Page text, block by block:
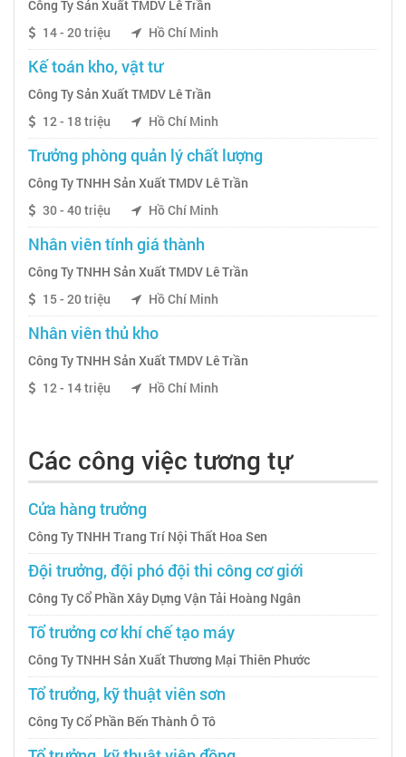
Công Ty Sản Xuất TMDV Lê Trần
14 - 20 triệu
Hồ Chí Minh
Kế toán kho, vật tư
Công Ty Sản Xuất TMDV Lê Trần
12 - 18 triệu
Hồ Chí Minh
Trưởng phòng quản lý chất lượng
Công Ty TNHH Sản Xuất TMDV Lê Trần
30 - 40 triệu
Hồ Chí Minh
Nhân viên tính giá thành
Công Ty TNHH Sản Xuất TMDV Lê Trần
15 - 20 triệu
Hồ Chí Minh
Nhân viên thủ kho
Công Ty TNHH Sản Xuất TMDV Lê Trần
12 - 14 triệu
Hồ Chí Minh
Các công việc tương tự
Cửa hàng trưởng
Công Ty TNHH Trang Trí Nội Thất Hoa Sen
Đội trưởng, đội phó đội thi công cơ giới
Công Ty Cổ Phần Xây Dựng Vận Tải Hoàng Ngân
Tổ trưởng cơ khí chế tạo máy
Công Ty TNHH Sản Xuất Thương Mại Thiên Phước
Tổ trưởng, kỹ thuật viên sơn
Công Ty Cổ Phần Bến Thành Ô Tô